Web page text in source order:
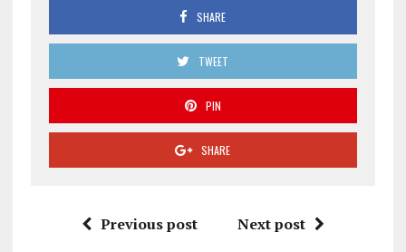
SHARE
TWEET
PIN
SHARE
Previous post Next post